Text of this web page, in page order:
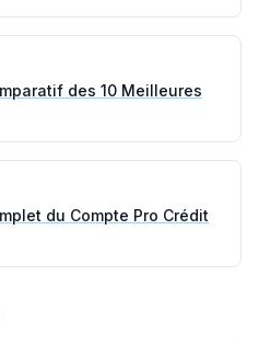
des 10 Meilleures
du Compte Pro Crédit